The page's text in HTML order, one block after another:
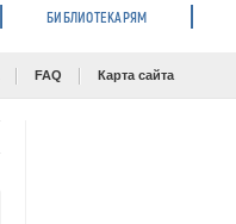
БИБЛИОТЕКАРЯМ
FAQ Карта сайта